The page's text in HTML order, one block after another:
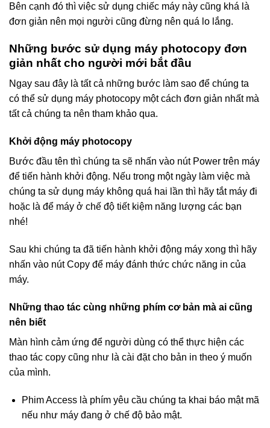
Bên cạnh đó thì việc sử dụng chiếc máy này cũng khá là
đơn giản nên mọi người cũng đừng nên quá lo lắng.
Những bước sử dụng máy photocopy đơn
giản nhất cho người mới bắt đầu
Ngay sau đây là tất cả những bước làm sao để chúng ta
có thể sử dụng máy photocopy một cách đơn giản nhất mà
tất cả chúng ta nên tham khảo qua.
Khởi động máy photocopy
Bước đầu tên thì chúng ta sẽ nhấn vào nút Power trên máy
để tiến hành khởi động. Nếu trong một ngày làm việc mà
chúng ta sử dụng máy không quá hai lần thì hãy tắt máy đi
hoặc là để máy ở chế độ tiết kiệm năng lượng các bạn
nhé!
Sau khi chúng ta đã tiến hành khởi động máy xong thì hãy
nhấn vào nút Copy để máy đánh thức chức năng in của
máy.
Những thao tác cùng những phím cơ bản mà ai cũng
nên biết
Màn hình cảm ứng để người dùng có thể thực hiện các
thao tác copy cũng như là cài đặt cho bản in theo ý muốn
của mình.
Phim Access là phím yêu cầu chúng ta khai báo mật mã
nếu như máy đang ở chế độ bảo mật.